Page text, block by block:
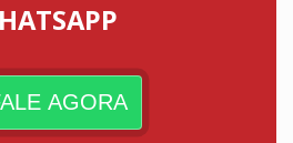
AGORA